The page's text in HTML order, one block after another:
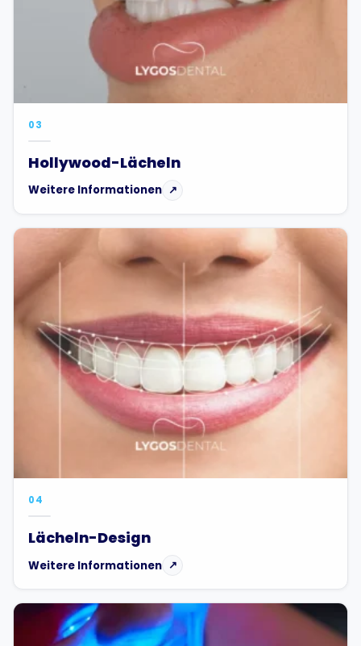
03
Hollywood-Lächeln
Weitere Informationen ↗
04
Lächeln-Design
Weitere Informationen ↗